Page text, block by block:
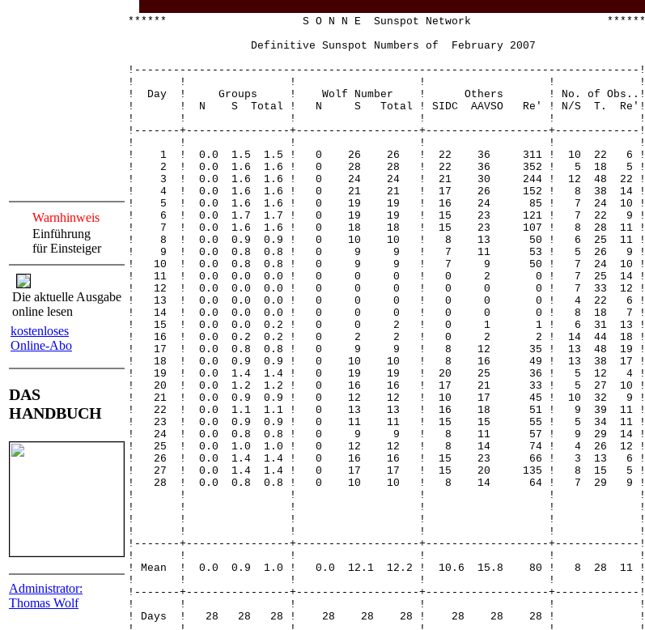
Warnhinweis
Einführung
für Einsteiger
Die aktuelle Ausgabe
online lesen
kostenloses
Online-Abo
DAS
HANDBUCH
Administrator:
Thomas Wolf
****** S O N N E Sunspot Network ******
Definitive Sunspot Numbers of February 2007
!------------------------------------------------------------------------------!
! ! ! ! ! !
! Day ! Groups ! Wolf Number ! Others ! No. of Obs..!
! ! N S Total ! N S Total ! SIDC AAVSO Re' ! N/S T. Re'!
! ! ! ! ! !
!-------+----------------+-------------------+-------------------+-------------!
! ! ! ! ! !
! 1 ! 0.0 1.5 1.5 ! 0 26 26 ! 22 36 311 ! 10 22 6 !
! 2 ! 0.0 1.6 1.6 ! 0 28 28 ! 22 36 352 ! 5 18 5 !
! 3 ! 0.0 1.6 1.6 ! 0 24 24 ! 21 30 244 ! 12 48 22 !
! 4 ! 0.0 1.6 1.6 ! 0 21 21 ! 17 26 152 ! 8 38 14 !
! 5 ! 0.0 1.6 1.6 ! 0 19 19 ! 16 24 85 ! 7 24 10 !
! 6 ! 0.0 1.7 1.7 ! 0 19 19 ! 15 23 121 ! 7 22 9 !
! 7 ! 0.0 1.6 1.6 ! 0 18 18 ! 15 23 107 ! 8 28 11 !
! 8 ! 0.0 0.9 0.9 ! 0 10 10 ! 8 13 50 ! 6 25 11 !
! 9 ! 0.0 0.8 0.8 ! 0 9 9 ! 7 11 53 ! 5 26 9 !
! 10 ! 0.0 0.8 0.8 ! 0 9 9 ! 7 9 50 ! 7 24 10 !
! 11 ! 0.0 0.0 0.0 ! 0 0 0 ! 0 2 0 ! 7 25 14 !
! 12 ! 0.0 0.0 0.0 ! 0 0 0 ! 0 0 0 ! 7 33 12 !
! 13 ! 0.0 0.0 0.0 ! 0 0 0 ! 0 0 0 ! 4 22 6 !
! 14 ! 0.0 0.0 0.0 ! 0 0 0 ! 0 0 0 ! 8 18 7 !
! 15 ! 0.0 0.0 0.2 ! 0 0 2 ! 0 1 1 ! 6 31 13 !
! 16 ! 0.0 0.2 0.2 ! 0 2 2 ! 0 2 2 ! 14 44 18 !
! 17 ! 0.0 0.8 0.8 ! 0 9 9 ! 8 12 35 ! 13 48 19 !
! 18 ! 0.0 0.9 0.9 ! 0 10 10 ! 8 16 49 ! 13 38 17 !
! 19 ! 0.0 1.4 1.4 ! 0 19 19 ! 20 25 36 ! 5 12 4 !
! 20 ! 0.0 1.2 1.2 ! 0 16 16 ! 17 21 33 ! 5 27 10 !
! 21 ! 0.0 0.9 0.9 ! 0 12 12 ! 10 17 45 ! 10 32 9 !
! 22 ! 0.0 1.1 1.1 ! 0 13 13 ! 16 18 51 ! 9 39 11 !
! 23 ! 0.0 0.9 0.9 ! 0 11 11 ! 15 15 55 ! 5 34 11 !
! 24 ! 0.0 0.8 0.8 ! 0 9 9 ! 8 11 57 ! 9 29 14 !
! 25 ! 0.0 1.0 1.0 ! 0 12 12 ! 8 14 74 ! 4 26 12 !
! 26 ! 0.0 1.4 1.4 ! 0 16 16 ! 15 23 66 ! 3 13 6 !
! 27 ! 0.0 1.4 1.4 ! 0 17 17 ! 15 20 135 ! 8 15 5 !
! 28 ! 0.0 0.8 0.8 ! 0 10 10 ! 8 14 64 ! 7 29 9 !
! ! ! ! ! !
! ! ! ! ! !
! ! ! ! ! !
! ! ! ! ! !
!-------+----------------+-------------------+-------------------+-------------!
! ! ! ! ! !
! Mean ! 0.0 0.9 1.0 ! 0.0 12.1 12.2 ! 10.6 15.8 80 ! 8 28 11 !
! ! ! ! ! !
!-------+----------------+-------------------+-------------------+-------------!
! ! ! ! ! !
! Days ! 28 28 28 ! 28 28 28 ! 28 28 28 ! !